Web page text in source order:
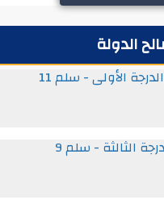
الدولة
الأولى - سلم 11
الثالثة - سلم 9